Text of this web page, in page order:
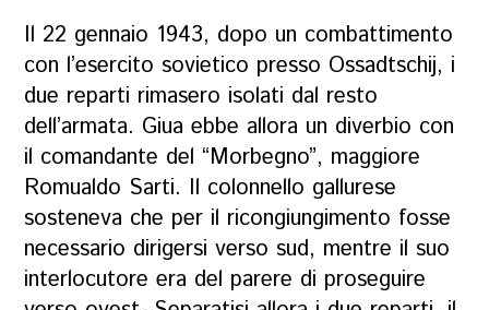
Il 22 gennaio 1943, dopo un combattimento
con l’esercito sovietico presso Ossadtschij, i
due reparti rimasero isolati dal resto
dell’armata. Giua ebbe allora un diverbio con
il comandante del “Morbegno”, maggiore
Romualdo Sarti. Il colonnello gallurese
sosteneva che per il ricongiungimento fosse
necessario dirigersi verso sud, mentre il suo
interlocutore era del parere di proseguire